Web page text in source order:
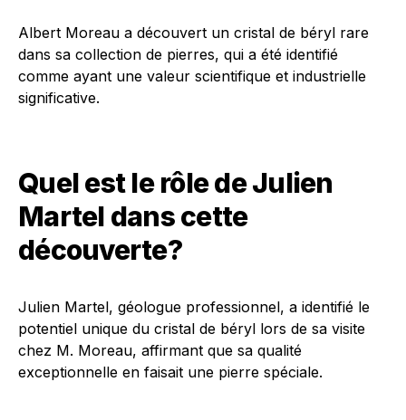
Albert Moreau a découvert un cristal de béryl rare
dans sa collection de pierres, qui a été identifié
comme ayant une valeur scientifique et industrielle
significative.
Quel est le rôle de Julien
Martel dans cette
découverte?
Julien Martel, géologue professionnel, a identifié le
potentiel unique du cristal de béryl lors de sa visite
chez M. Moreau, affirmant que sa qualité
exceptionnelle en faisait une pierre spéciale.